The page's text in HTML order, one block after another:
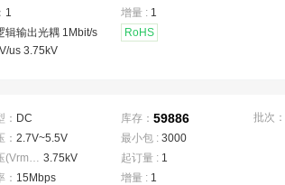
： 1
辑输出光耦 1Mbit/s
us 3.75kV
增量 : 1
RoHS
： DC
： 2.7V~5.5V
隔离电压(Vrms)：3.75kV
： 15Mbps
库存：59886
最小包 :3000
起订量 : 1
增量 : 1
批次：